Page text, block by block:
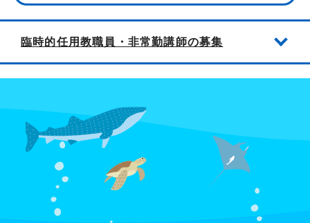
臨時的任用教職員・非常勤講師の募集